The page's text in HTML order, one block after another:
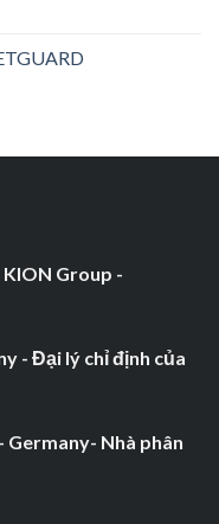
Group -
- Đại lý chỉ định của
Germany- Nhà phân